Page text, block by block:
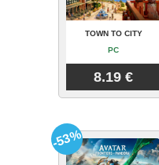
TOWN TO CITY
PC
8.19 €
-53%